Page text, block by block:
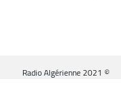
© Radio Algérienne 2021